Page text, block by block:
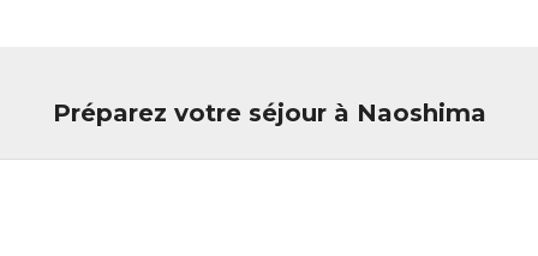
Préparez votre séjour à Naoshima